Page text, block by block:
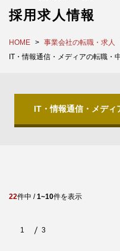
採用求人情報
HOME
事業会社の転職・求人
IT・情報通信・メディアの転職・
IT・情報通信・メディ
22件中 /1~10件を表示
1 3